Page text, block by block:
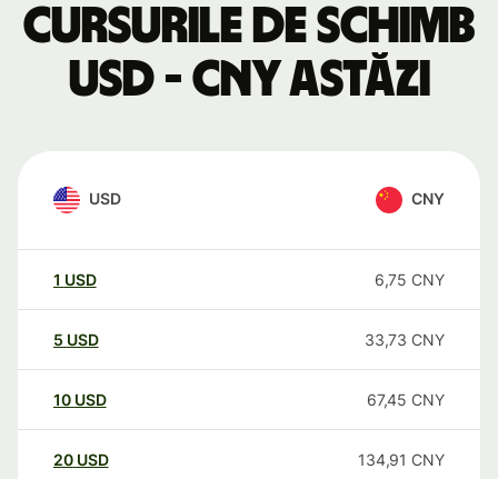
Cursurile de schimb
USD - CNY astăzi
USD CNY
1 USD 6,75 CNY
5 USD 33,73 CNY
10 USD 67,45 CNY
20 USD 134,91 CNY